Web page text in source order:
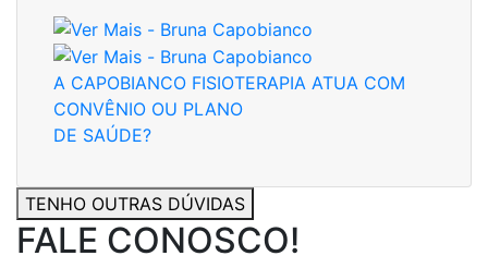
A CAPOBIANCO FISIOTERAPIA ATUA COM
CONVÊNIO OU PLANO
DE SAÚDE?
TENHO OUTRAS DÚVIDAS
FALE CONOSCO!